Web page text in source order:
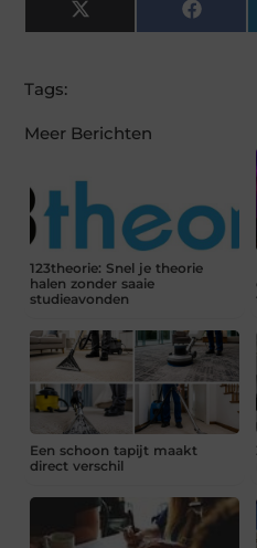
X
(Twitter)
Tags:
Meer Berichten
123theorie: Snel je theorie
halen zonder saaie
studieavonden
Een schoon tapijt maakt
direct verschil